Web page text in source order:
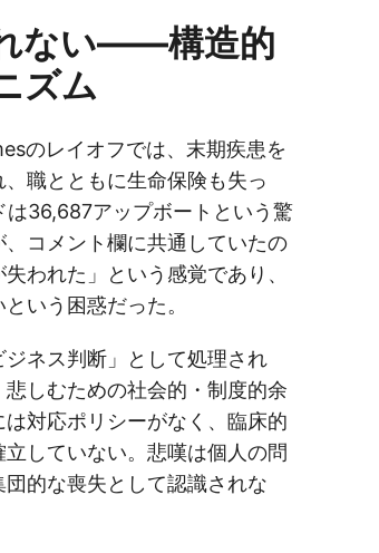
ない——構造的
ズム
のレイオフでは、末期疾患を
職とともに生命保険も失っ
36,687アップボートという驚
コメント欄に共通していたの
われた」という感覚であり、
いう困惑だった。
ネス判断」として処理され
しむための社会的・制度的余
対応ポリシーがなく、臨床的
していない。悲嘆は個人の問
的な喪失として認識されな